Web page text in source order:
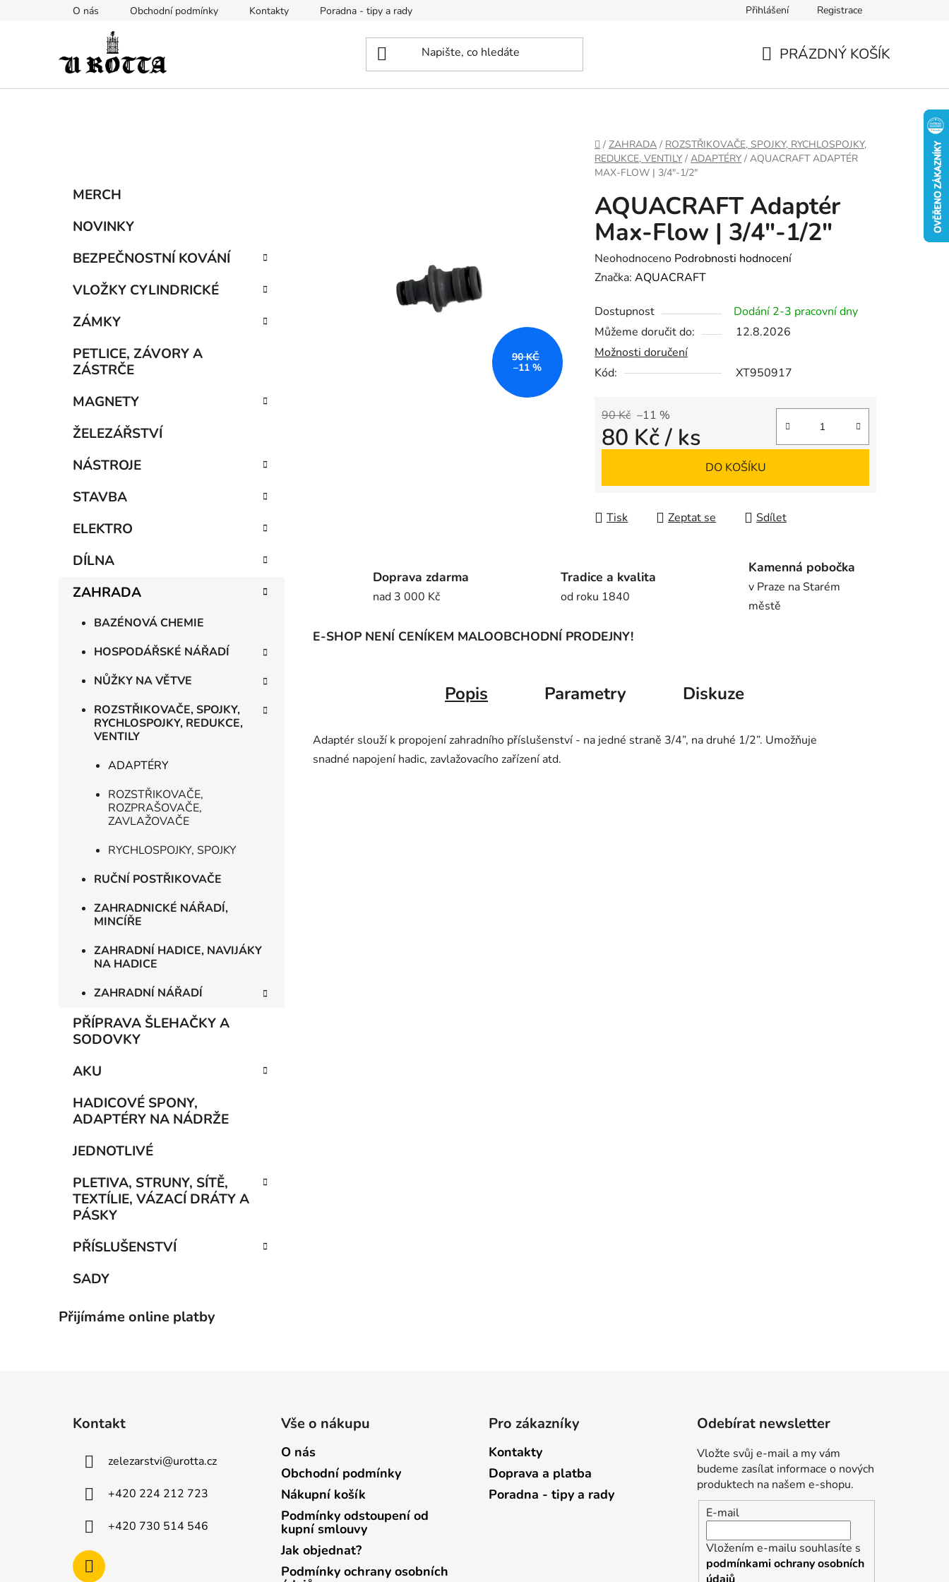
O nás Obchodní podmínky Kontakty Poradna - tipy a rady Přihlášení Registrace
PRÁZDNÝ KOŠÍK
DOMŮ
/ ZAHRADA / ROZSTŘIKOVAČE, SPOJKY, RYCHLOSPOJKY,
REDUKCE, VENTILY / ADAPTÉRY / AQUACRAFT ADAPTÉR
MAX-FLOW | 3/4"-1/2"
Přeskočit
kategorie
MERCH
NOVINKY
BEZPEČNOSTNÍ KOVÁNÍ
VLOŽKY CYLINDRICKÉ
ZÁMKY
PETLICE, ZÁVORY A
ZÁSTRČE
MAGNETY
ŽELEZÁŘSTVÍ
NÁSTROJE
STAVBA
ELEKTRO
DÍLNA
ZAHRADA
BAZÉNOVÁ CHEMIE
HOSPODÁŘSKÉ NÁŘADÍ
NŮŽKY NA VĚTVE
ROZSTŘIKOVAČE, SPOJKY,
RYCHLOSPOJKY, REDUKCE,
VENTILY
ADAPTÉRY
ROZSTŘIKOVAČE,
ROZPRAŠOVAČE,
ZAVLAŽOVAČE
RYCHLOSPOJKY, SPOJKY
RUČNÍ POSTŘIKOVAČE
ZAHRADNICKÉ NÁŘADÍ,
MINCÍŘE
ZAHRADNÍ HADICE, NAVIJÁKY
NA HADICE
ZAHRADNÍ NÁŘADÍ
PŘÍPRAVA ŠLEHAČKY A
SODOVKY
AKU
HADICOVÉ SPONY,
ADAPTÉRY NA NÁDRŽE
JEDNOTLIVÉ
PLETIVA, STRUNY, SÍTĚ,
TEXTÍLIE, VÁZACÍ DRÁTY A
PÁSKY
PŘÍSLUŠENSTVÍ
SADY
Přijímáme online platby
AQUACRAFT Adaptér
Max-Flow | 3/4"-1/2"
Průměrné
hodnocení
je
0,0
z
5
Neohodnoceno Podrobnosti hodnocení
Značka: AQUACRAFT
Dostupnost
Dodání 2-3 pracovní dny
Můžeme doručit do:
12.8.2026
Možnosti doručení
Kód:
XT950917
90 Kč –11 %
80 Kč/ ks
DO KOŠÍKU
Tisk Zeptat se Sdílet
90 KČ
–11 %
Doprava zdarma
nad 3 000 Kč
Tradice a kvalita
od roku 1840
Kamenná pobočka
v Praze na Starém
městě
E-SHOP NENÍ CENÍKEM MALOOBCHODNÍ PRODEJNY!
Popis Parametry Diskuze
Adaptér slouží k propojení zahradního příslušenství - na jedné straně 3/4”, na druhé 1/2”. Umožňuje
snadné napojení hadic, zavlažovacího zařízení atd.
Kontakt
zelezarstvi@urotta.cz
+420 224 212 723
+420 730 514 546
Vše o nákupu
O nás
Obchodní podmínky
Nákupní košík
Podmínky odstoupení od
kupní smlouvy
Jak objednat?
Podmínky ochrany osobních
Pro zákazníky
Kontakty
Doprava a platba
Poradna - tipy a rady
Odebírat newsletter
Vložte svůj e-mail a my vám
budeme zasílat informace o nových
produktech na našem e-shopu.
E-mail
Vložením e-mailu souhlasíte s
podmínkami ochrany osobních